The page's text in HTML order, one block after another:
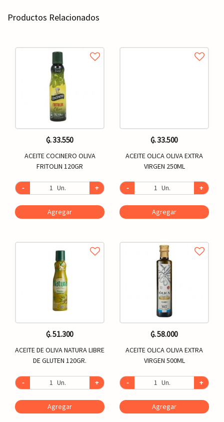
Productos Relacionados
₲. 33.550
ACEITE COCINERO OLIVA
FRITOLIN 120GR
- Un. +
Agregar
₲. 51.300
ACEITE DE OLIVA NATURA LIBRE
DE GLUTEN 120GR.
- Un. +
Agregar
₲. 33.500
ACEITE OLICA OLIVA EXTRA
VIRGEN 250ML
- Un. +
Agregar
₲. 58.000
ACEITE OLICA OLIVA EXTRA
VIRGEN 500ML
- Un. +
Agregar